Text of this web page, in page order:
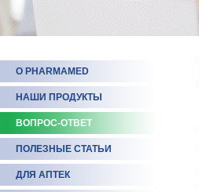
О PHARMAMED
НАШИ ПРОДУКТЫ
ВОПРОС-ОТВЕТ
ПОЛЕЗНЫЕ СТАТЬИ
ДЛЯ АПТЕК